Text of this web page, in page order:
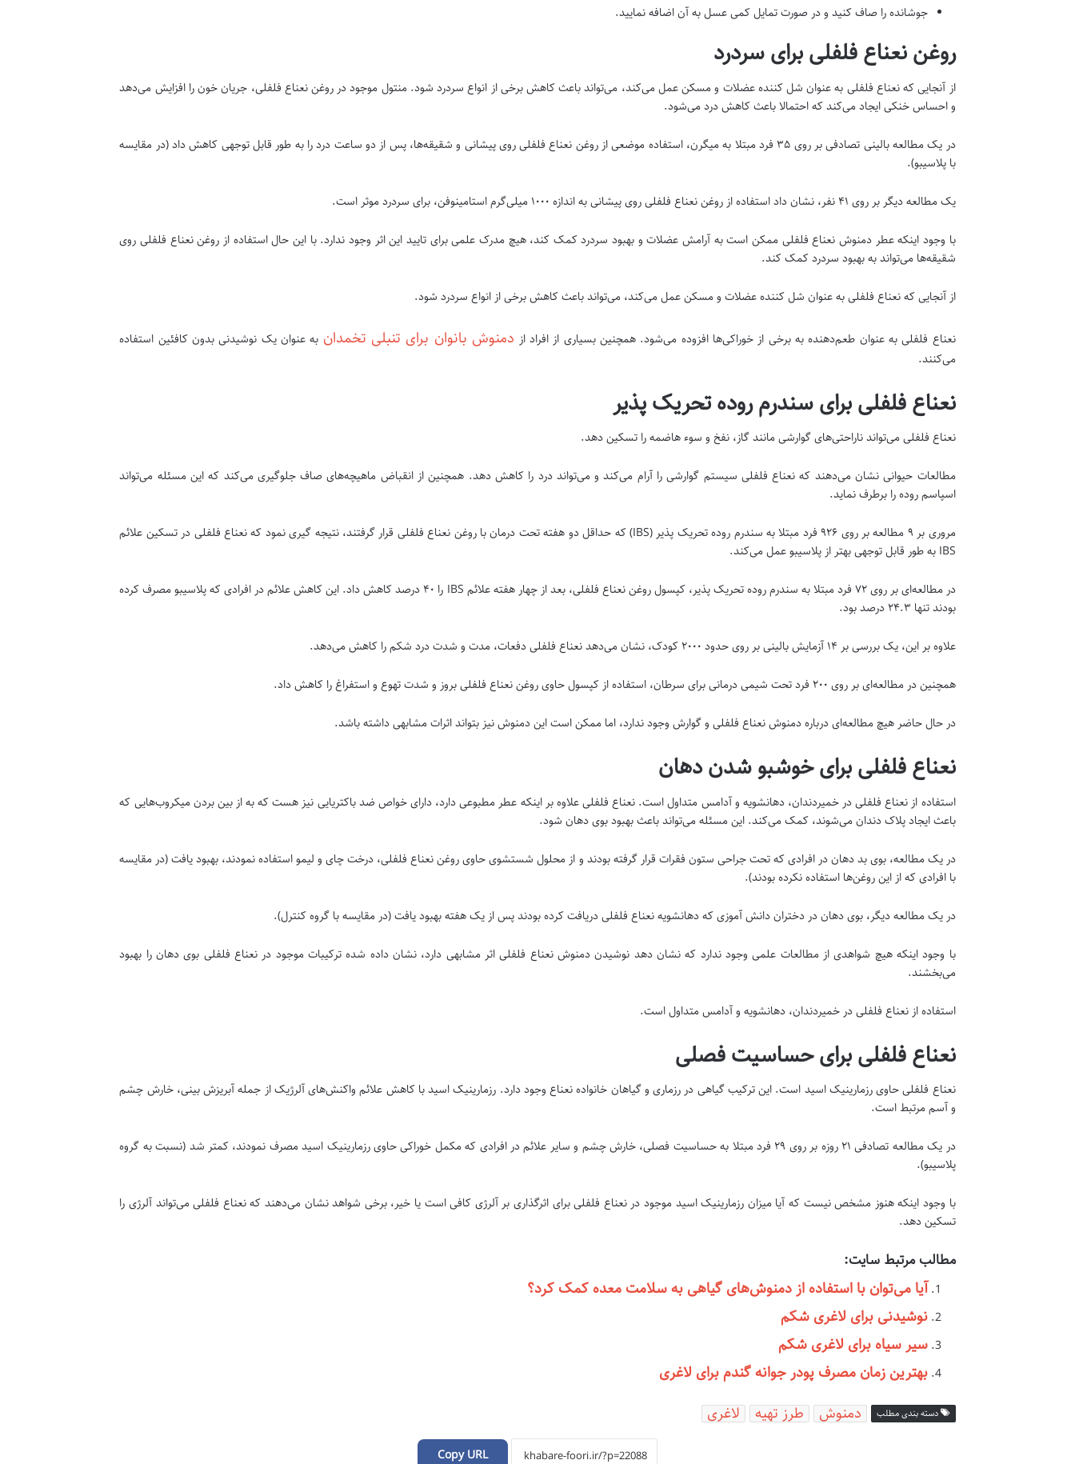
جوشانده را صاف کنید و در صورت تمایل کمی عسل به آن اضافه نمایید.
روغن نعناع فلفلی برای سردرد
از آنجایی که نعناع فلفلی به عنوان شل کننده عضلات و مسکن عمل می‌کند، می‌تواند باعث کاهش برخی از انواع سردرد شود. منتول موجود در روغن نعناع فلفلی، جریان خون را افزایش می‌دهد
و احساس خنکی ایجاد می‌کند که احتمالا باعث کاهش درد می‌شود.
در یک مطالعه بالینی تصادفی بر روی ۳۵ فرد مبتلا به میگرن، استفاده موضعی از روغن نعناع فلفلی روی پیشانی و شقیقه‌ها، پس از دو ساعت درد را به طور قابل توجهی کاهش داد (در مقایسه
با پلاسیبو).
یک مطالعه دیگر بر روی ۴۱ نفر، نشان داد استفاده از روغن نعناع فلفلی روی پیشانی به اندازه ۱۰۰۰ میلی‌گرم استامینوفن، برای سردرد موثر است.
با وجود اینکه عطر دمنوش نعناع فلفلی ممکن است به آرامش عضلات و بهبود سردرد کمک کند، هیچ مدرک علمی برای تایید این اثر وجود ندارد. با این حال استفاده از روغن نعناع فلفلی روی
شقیقه‌ها می‌تواند به بهبود سردرد کمک کند.
از آنجایی که نعناع فلفلی به عنوان شل کننده عضلات و مسکن عمل می‌کند، می‌تواند باعث کاهش برخی از انواع سردرد شود.
نعناع فلفلی به عنوان طعم‌دهنده به برخی از خوراکی‌ها افزوده می‌شود. همچنین بسیاری از افراد از دمنوش بانوان برای تنبلی تخمدان به عنوان یک نوشیدنی بدون کافئین استفاده
می‌کنند.
نعناع فلفلی برای سندرم روده تحریک پذیر
نعناع فلفلی می‌تواند ناراحتی‌های گوارشی مانند گاز، نفخ و سوء هاضمه را تسکین دهد.
مطالعات حیوانی نشان می‌دهند که نعناع فلفلی سیستم گوارشی را آرام می‌کند و می‌تواند درد را کاهش دهد. همچنین از انقباض ماهیچه‌های صاف جلوگیری می‌کند که این مسئله می‌تواند
اسپاسم روده را برطرف نماید.
مروری بر ۹ مطالعه بر روی ۹۲۶ فرد مبتلا به سندرم روده تحریک پذیر (IBS) که حداقل دو هفته تحت درمان با روغن نعناع فلفلی قرار گرفتند، نتیجه گیری نمود که نعناع فلفلی در تسکین علائم
IBS به طور قابل توجهی بهتر از پلاسیبو عمل می‌کند.
در مطالعه‌ای بر روی ۷۲ فرد مبتلا به سندرم روده تحریک پذیر، کپسول روغن نعناع فلفلی، بعد از چهار هفته علائم IBS را ۴۰ درصد کاهش داد. این کاهش علائم در افرادی که پلاسیبو مصرف کرده
بودند تنها ۲۴.۳ درصد بود.
علاوه بر این، یک بررسی بر ۱۴ آزمایش بالینی بر روی حدود ۲۰۰۰ کودک، نشان می‌دهد نعناع فلفلی دفعات، مدت و شدت درد شکم را کاهش می‌دهد.
همچنین در مطالعه‌ای بر روی ۲۰۰ فرد تحت شیمی درمانی برای سرطان، استفاده از کپسول حاوی روغن نعناع فلفلی بروز و شدت تهوع و استفراغ را کاهش داد.
در حال حاضر هیچ مطالعه‌ای درباره دمنوش نعناع فلفلی و گوارش وجود ندارد، اما ممکن است این دمنوش نیز بتواند اثرات مشابهی داشته باشد.
نعناع فلفلی برای خوشبو شدن دهان
استفاده از نعناع فلفلی در خمیردندان، دهانشویه و آدامس متداول است. نعناع فلفلی علاوه بر اینکه عطر مطبوعی دارد، دارای خواص ضد باکتریایی نیز هست که به از بین بردن میکروب‌هایی که
باعث ایجاد پلاک دندان می‌شوند، کمک می‌کند. این مسئله می‌تواند باعث بهبود بوی دهان شود.
در یک مطالعه، بوی بد دهان در افرادی که تحت جراحی ستون فقرات قرار گرفته بودند و از محلول شستشوی حاوی روغن نعناع فلفلی، درخت چای و لیمو استفاده نمودند، بهبود یافت (در مقایسه
با افرادی که از این روغن‌ها استفاده نکرده بودند).
در یک مطالعه دیگر، بوی دهان در دختران دانش آموزی که دهانشویه نعناع فلفلی دریافت کرده بودند پس از یک هفته بهبود یافت (در مقایسه با گروه کنترل).
با وجود اینکه هیچ شواهدی از مطالعات علمی وجود ندارد که نشان دهد نوشیدن دمنوش نعناع فلفلی اثر مشابهی دارد، نشان داده شده ترکیبات موجود در نعناع فلفلی بوی دهان را بهبود
می‌بخشند.
استفاده از نعناع فلفلی در خمیردندان، دهانشویه و آدامس متداول است.
نعناع فلفلی برای حساسیت فصلی
نعناع فلفلی حاوی رزمارینیک اسید است. این ترکیب گیاهی در رزماری و گیاهان خانواده نعناع وجود دارد. رزمارینیک اسید با کاهش علائم واکنش‌های آلرژیک از جمله آبریزش بینی، خارش چشم
و آسم مرتبط است.
در یک مطالعه تصادفی ۲۱ روزه بر روی ۲۹ فرد مبتلا به حساسیت فصلی، خارش چشم و سایر علائم در افرادی که مکمل خوراکی حاوی رزمارینیک اسید مصرف نمودند، کمتر شد (نسبت به گروه
پلاسیبو).
با وجود اینکه هنوز مشخص نیست که آیا میزان رزمارینیک اسید موجود در نعناع فلفلی برای اثرگذاری بر آلرژی کافی است یا خیر، برخی شواهد نشان می‌دهند که نعناع فلفلی می‌تواند آلرژی را
تسکین دهد.
مطالب مرتبط سایت:
آیا می‌توان با استفاده از دمنوش‌های گیاهی به سلامت معده کمک کرد؟
نوشیدنی برای لاغری شکم
سیر سیاه برای لاغری شکم
بهترین زمان مصرف پودر جوانه گندم برای لاغری
دسته بندی مطلب دمنوش طرز تهیه لاغری
Copy URL